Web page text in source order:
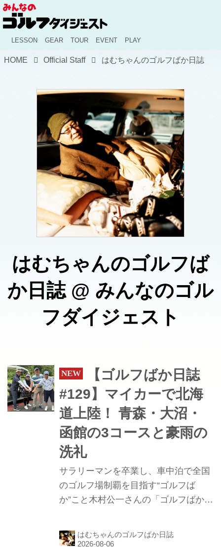
LESSON GEAR TOUR EVENT PLAY
HOME Official Staff はむちゃんのゴルフばか日誌
はむちゃんのゴルフば
か日誌 @ みんなのゴル
フダイジェスト
【ゴルフばか日誌
#129】マイカーで北海
道上陸！ 青森・大沼・
函館の3コースと豪雨の
洗礼
サラリーマンを卒業し、車中泊で全国
のゴルフ場制覇を目指す“ゴルフば
か”こと木村公一さんの「ゴルフばか日
道の駅「のだ ぱあぷる」で車中泊して
終わっています。今回は青森県のみち
はむちゃんのゴルフばか日誌